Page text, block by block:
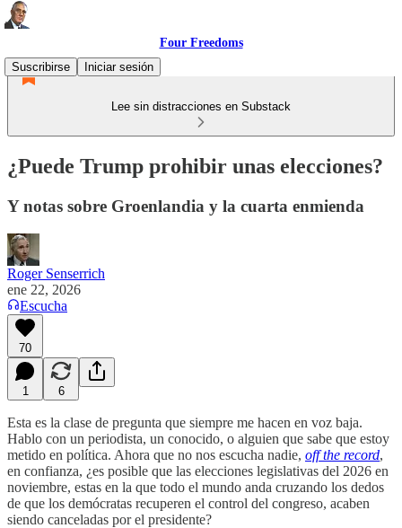
Four Freedoms
Suscribirse
Iniciar sesión
Lee sin distracciones en Substack
¿Puede Trump prohibir unas elecciones?
Y notas sobre Groenlandia y la cuarta enmienda
Roger Senserrich
ene 22, 2026
Escucha
70
1 6
Esta es la clase de pregunta que siempre me hacen en voz baja.
Hablo con un periodista, un conocido, o alguien que sabe que estoy
metido en política. Ahora que no nos escucha nadie, off the record,
en confianza, ¿es posible que las elecciones legislativas del 2026 en
noviembre, estas en la que todo el mundo anda cruzando los dedos
de que los demócratas recuperen el control del congreso, acaben
siendo canceladas por el presidente?